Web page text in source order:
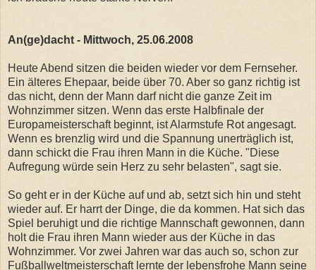
An(ge)dacht - Mittwoch, 25.06.2008
Heute Abend sitzen die beiden wieder vor dem Fernseher.
Ein älteres Ehepaar, beide über 70. Aber so ganz richtig ist
das nicht, denn der Mann darf nicht die ganze Zeit im
Wohnzimmer sitzen. Wenn das erste Halbfinale der
Europameisterschaft beginnt, ist Alarmstufe Rot angesagt.
Wenn es brenzlig wird und die Spannung unerträglich ist,
dann schickt die Frau ihren Mann in die Küche. "Diese
Aufregung würde sein Herz zu sehr belasten", sagt sie.
So geht er in der Küche auf und ab, setzt sich hin und steht
wieder auf. Er harrt der Dinge, die da kommen. Hat sich das
Spiel beruhigt und die richtige Mannschaft gewonnen, dann
holt die Frau ihren Mann wieder aus der Küche in das
Wohnzimmer. Vor zwei Jahren war das auch so, schon zur
Fußballweltmeisterschaft lernte der lebensfrohe Mann seine